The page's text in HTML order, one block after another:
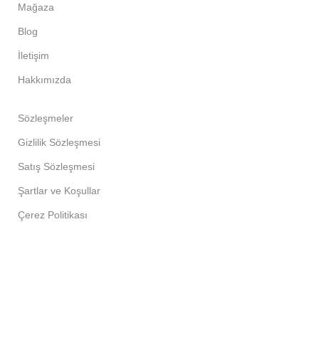
Mağaza
Blog
İletişim
Hakkımızda
Sözleşmeler
Gizlilik Sözleşmesi
Satış Sözleşmesi
Şartlar ve Koşullar
Çerez Politikası